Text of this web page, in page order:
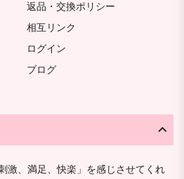
返品・交換ポリシー
相互リンク
ログイン
ブログ
激、満足、快楽」を感じさせてくれ